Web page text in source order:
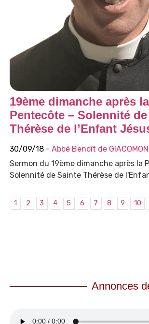
19ème dimanche après la
Pentecôte – Solennité
Thérèse de l’Enfant
30/09/18 - Abbé Benoît de
Sermon du 19ème dimanche après la
Solennité de Sainte Thérèse de
1 2 3 4 5 6 7 8 9 10
Annonces